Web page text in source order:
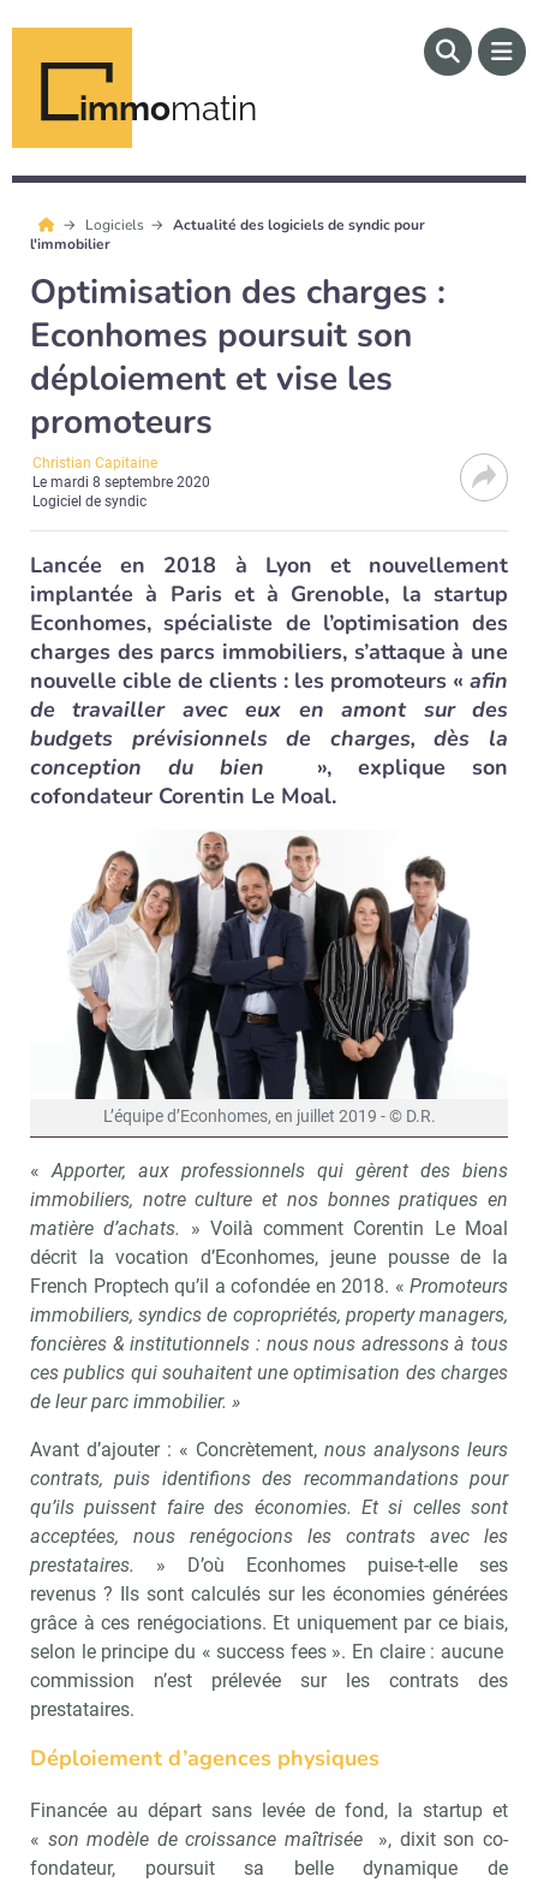
immomatin
Logiciels
Actualité des logiciels de syndic pour
l'immobilier
Optimisation des charges :
Econhomes poursuit son
déploiement et vise les
promoteurs
Christian Capitaine
Lemardi 8 septembre 2020
Logiciel de syndic
Lancée en 2018 à Lyon et nouvellement
implantée à Paris et à Grenoble, la startup
Econhomes, spécialiste de l’optimisation des
charges des parcs immobiliers, s’attaque à une
nouvelle cible de clients : les promoteurs « afin
de travailler avec eux en amont sur des
budgets prévisionnels de charges, dès la
conception du bien », explique son
cofondateur Corentin Le Moal.
L’équipe d’Econhomes, en juillet 2019 - © D.R.
«Apporter, aux professionnels qui gèrent des biens
immobiliers, notre culture et nos bonnes pratiques en
matière d’achats.
» Voilà comment Corentin Le Moal
décrit la vocation d’Econhomes, jeune pousse de la
French Proptech qu’il a cofondée en 2018. « Promoteurs
immobiliers, syndics de copropriétés, property managers,
foncières & institutionnels : nous nous adressons à tous
ces publics qui souhaitent une optimisation des charges
de leur parc immobilier. »
Avant d’ajouter : « Concrètement, nous analysons leurs
contrats, puis identifions des recommandations pour
qu’ils puissent faire des économies. Et si celles sont
acceptées, nous renégocions les contrats avec les
prestataires.
» D’où Econhomes puise-t-elle ses
revenus ? Ils sont calculés sur les économies générées
grâce à ces renégociations. Et uniquement par ce biais,
selon le principe du « success fees ». En claire : aucune
commission n’est prélevée sur les contrats des
prestataires.
Déploiement d’agences physiques
Financée au départ sans levée de fond, la startup et
« son modèle de croissance maîtrisée
», dixit son co-
fondateur, poursuit sa belle dynamique de